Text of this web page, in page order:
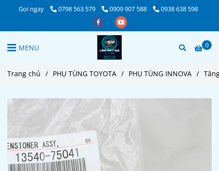
Gọi ngay 0798 563 579 0909 907 588 0938 638 598
0
MENU
Trang chủ / PHỤ TÙNG TOYOTA / PHỤ TÙNG INNOVA /